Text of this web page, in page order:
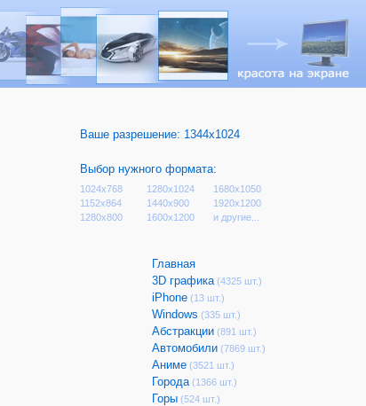
Ваше разрешение: 1344x1024
Выбор нужного формата:
1024x768 1280x1024
1680x1050
1152x864
1440x900
1920x1200
1280x800
1600x1200 и другие...
Главная
3D графика (4325 шт.)
iPhone (13 шт.)
Windows (335 шт.)
Абстракции (891 шт.)
Автомобили (7869 шт.)
Аниме (3521 шт.)
Города (1366 шт.)
Горы (524 шт.)